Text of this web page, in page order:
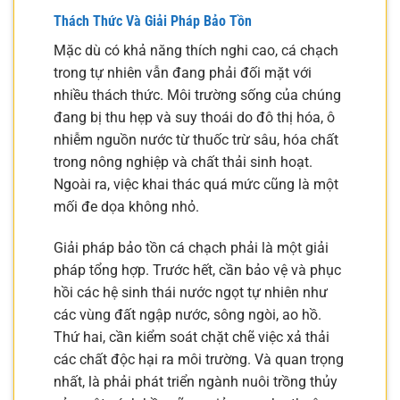
Thách Thức Và Giải Pháp Bảo Tồn
Mặc dù có khả năng thích nghi cao, cá chạch
trong tự nhiên vẫn đang phải đối mặt với
nhiều thách thức. Môi trường sống của chúng
đang bị thu hẹp và suy thoái do đô thị hóa, ô
nhiễm nguồn nước từ thuốc trừ sâu, hóa chất
trong nông nghiệp và chất thải sinh hoạt.
Ngoài ra, việc khai thác quá mức cũng là một
mối đe dọa không nhỏ.
Giải pháp bảo tồn cá chạch phải là một giải
pháp tổng hợp. Trước hết, cần bảo vệ và phục
hồi các hệ sinh thái nước ngọt tự nhiên như
các vùng đất ngập nước, sông ngòi, ao hồ.
Thứ hai, cần kiểm soát chặt chẽ việc xả thải
các chất độc hại ra môi trường. Và quan trọng
nhất, là phải phát triển ngành nuôi trồng thủy